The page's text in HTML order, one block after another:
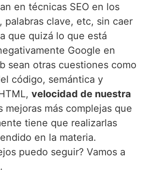
en técnicas SEO en los
palabras clave, etc, sin caer
que quizá lo que está
Google en
sean otras cuestiones como
código, semántica y
velocidad de nuestra
mejoras más complejas que
tiene que realizarlas
en la materia.
puedo seguir? Vamos a